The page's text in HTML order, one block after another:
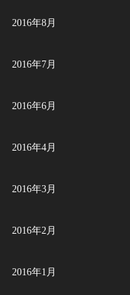
2016年8月
2016年7月
2016年6月
2016年4月
2016年3月
2016年2月
2016年1月